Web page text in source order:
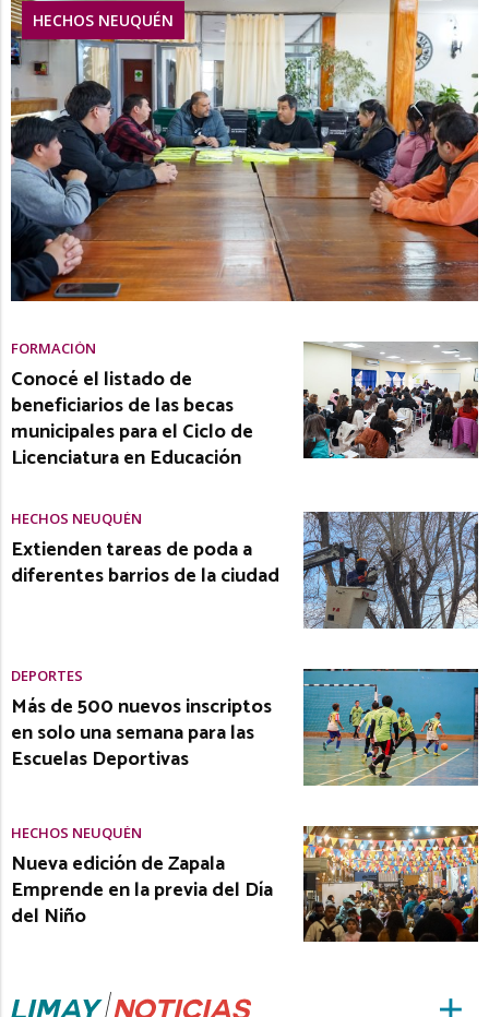
HECHOS NEUQUÉN
FORMACIÓN
Conocé el listado de
beneficiarios de las becas
municipales para el Ciclo de
Licenciatura en Educación
HECHOS NEUQUÉN
Extienden tareas de poda a
diferentes barrios de la ciudad
DEPORTES
Más de 500 nuevos inscriptos
en solo una semana para las
Escuelas Deportivas
HECHOS NEUQUÉN
Nueva edición de Zapala
Emprende en la previa del Día
del Niño